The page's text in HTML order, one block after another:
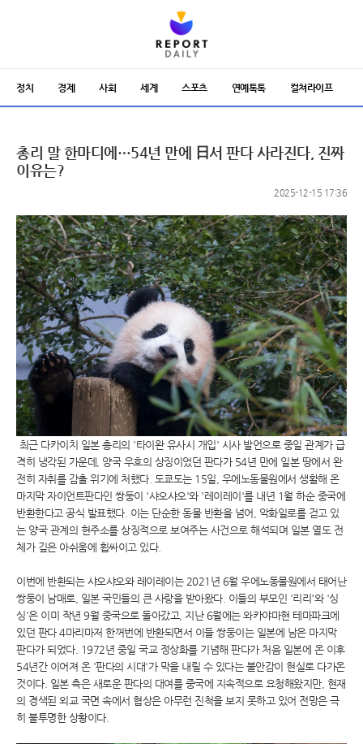
정치 경제 사회 세계 스포츠 연예톡톡 컬쳐라이프
총리 말 한마디에…54년 만에 日서 판다 사라진다, 진짜
이유는?
2025-12-15 17:36
최근 다카이치 일본 총리의 '타이완 유사시 개입' 시사 발언으로 중일 관계가 급
격히 냉각된 가운데, 양국 우호의 상징이었던 판다가 54년 만에 일본 땅에서 완
전히 자취를 감출 위기에 처했다. 도쿄도는 15일, 우에노동물원에서 생활해 온
마지막 자이언트판다인 쌍둥이 '샤오샤오'와 '레이레이'를 내년 1월 하순 중국에
반환한다고 공식 발표했다. 이는 단순한 동물 반환을 넘어, 악화일로를 걷고 있
는 양국 관계의 현주소를 상징적으로 보여주는 사건으로 해석되며 일본 열도 전
체가 깊은 아쉬움에 휩싸이고 있다.
이번에 반환되는 샤오샤오와 레이레이는 2021년 6월 우에노동물원에서 태어난
쌍둥이 남매로, 일본 국민들의 큰 사랑을 받아왔다. 이들의 부모인 '리리'와 '싱
싱'은 이미 작년 9월 중국으로 돌아갔고, 지난 6월에는 와카야마현 테마파크에
있던 판다 4마리마저 한꺼번에 반환되면서 이들 쌍둥이는 일본에 남은 마지막
판다가 되었다. 1972년 중일 국교 정상화를 기념해 판다가 처음 일본에 온 이후
54년간 이어져 온 '판다의 시대'가 막을 내릴 수 있다는 불안감이 현실로 다가온
것이다. 일본 측은 새로운 판다의 대여를 중국에 지속적으로 요청해왔지만, 현재
의 경색된 외교 국면 속에서 협상은 아무런 진척을 보지 못하고 있어 전망은 극
히 불투명한 상황이다.